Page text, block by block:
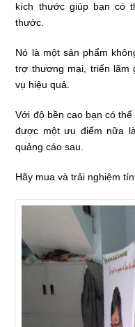
kích thước giúp bạn có
thước.
Nó là một sản phẩm
trợ thương mại, triển lãm
vụ hiệu quả.
Với độ bền cao bạn có
được một ưu điểm nữa
quảng cáo sau.
Hãy mua và trải nghiệm